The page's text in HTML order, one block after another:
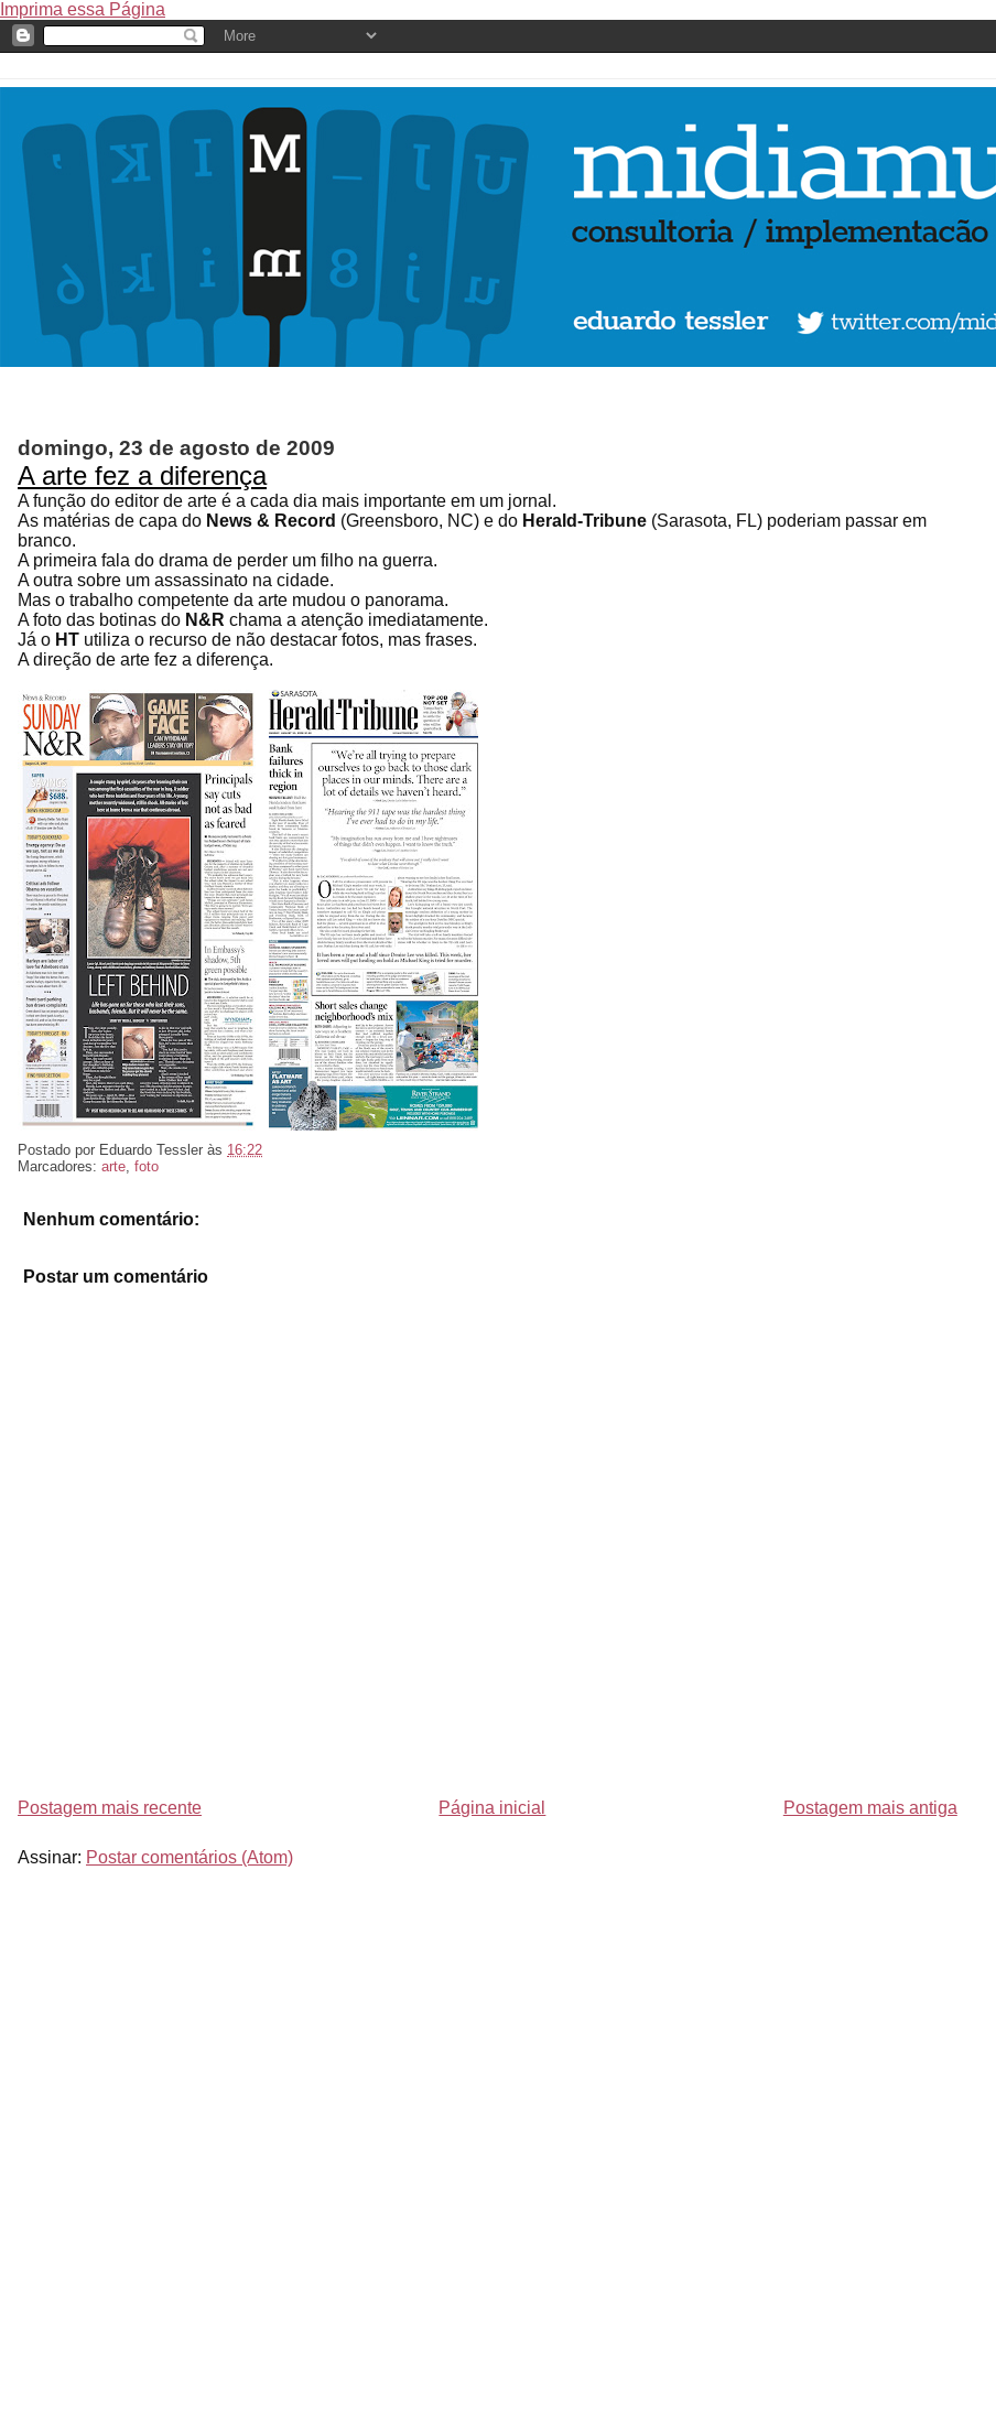
Imprima essa Página
domingo, 23 de agosto de 2009
A arte fez a diferença
A função do editor de arte é a cada dia mais importante em um jornal.
As matérias de capa do News & Record (Greensboro, NC) e do Herald-Tribune (Sarasota, FL) poderiam passar em
branco.
A primeira fala do drama de perder um filho na guerra.
A outra sobre um assassinato na cidade.
Mas o trabalho competente da arte mudou o panorama.
A foto das botinas do N&R chama a atenção imediatamente.
Já o HT utiliza o recurso de não destacar fotos, mas frases.
A direção de arte fez a diferença.
Postado por Eduardo Tessler às 16:22
Marcadores: arte foto
Nenhum comentário:
Postar um comentário
Postagem mais recente Postagem mais antiga
Página inicial
Assinar: Postar comentários (Atom)